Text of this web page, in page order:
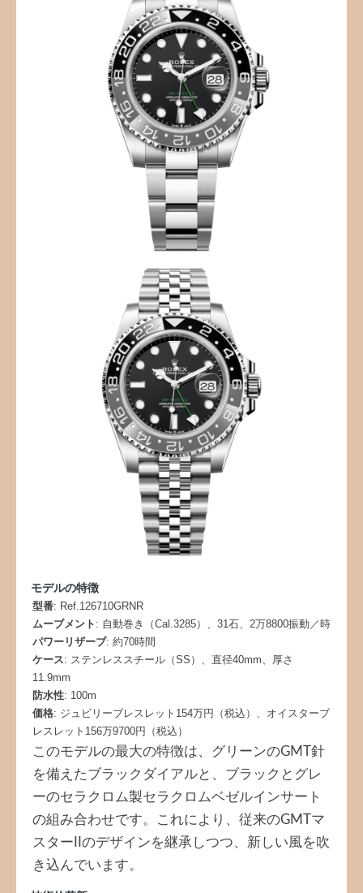
モデルの特徴
型番: Ref.126710GRNR
ムーブメント : 自動巻き（Cal.3285）、31石、2万8800振動／時
パワーリザーブ: 約70時間
ケース: ステンレススチール（SS）、直径40mm、厚さ
11.9mm
防水性: 100m
価格: ジュビリーブレスレット154万円（税込）、オイスターブ
レスレット156万9700円（税込）
このモデルの最大の特徴は、グリーンのGMT針
を備えたブラックダイアルと、ブラックとグレ
ーのセラクロム製セラクロムベゼルインサート
の組み合わせです。これにより、従来のGMTマ
スターIIのデザインを継承しつつ、新しい風を吹
き込んでいます。